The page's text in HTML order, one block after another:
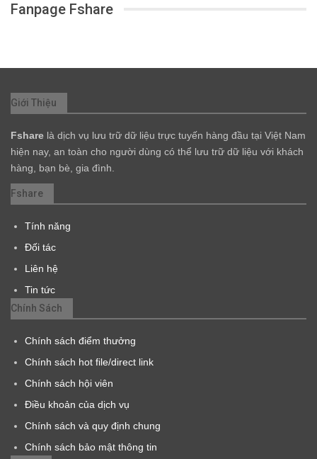
Fanpage Fshare
Giới Thiệu
Fshare là dịch vụ lưu trữ dữ liệu trực tuyến hàng đầu tại Việt Nam
hiện nay, an toàn cho người dùng có thể lưu trữ dữ liệu với khách
hàng, bạn bè, gia đình.
Fshare
Tính năng
Đối tác
Liên hệ
Tin tức
Chính Sách
Chính sách điểm thưởng
Chính sách hot file/direct link
Chính sách hội viên
Điều khoản của dịch vụ
Chính sách và quy định chung
Chính sách bảo mật thông tin